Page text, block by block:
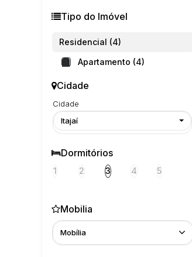
Tipo do Imóvel
Residencial (4)
Apartamento (4)
Cidade
Cidade
Itajaí
Dormitórios
1 2 3 4 5
Mobilia
Mobília